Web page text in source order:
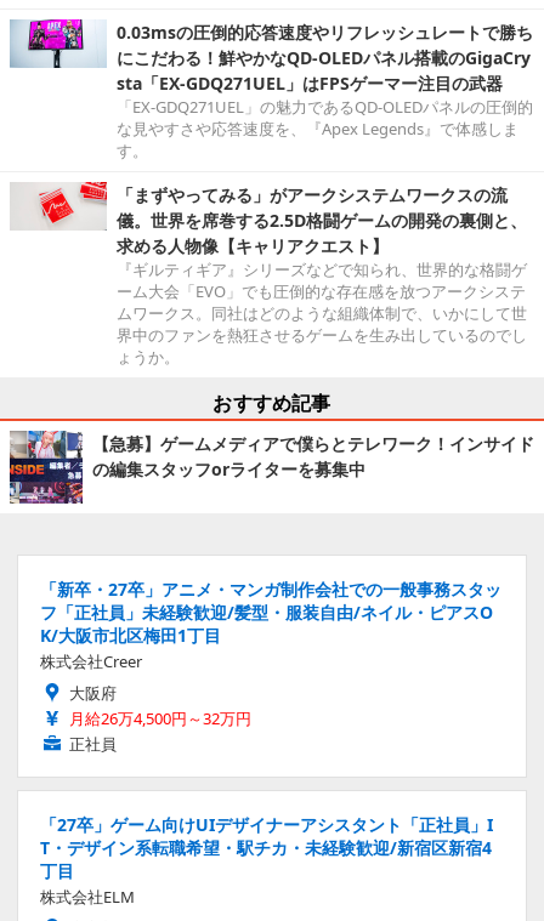
0.03msの圧倒的応答速度やリフレッシュレートで勝ち
にこだわる！鮮やかなQD-OLEDパネル搭載のGigaCry
sta「EX-GDQ271UEL」はFPSゲーマー注目の武器
「EX-GDQ271UEL」の魅力であるQD-OLEDパネルの圧倒的
な見やすさや応答速度を、『Apex Legends』で体感しま
す。
「まずやってみる」がアークシステムワークスの流
儀。世界を席巻する2.5D格闘ゲームの開発の裏側と、
求める人物像【キャリアクエスト】
『ギルティギア』シリーズなどで知られ、世界的な格闘ゲ
ーム大会「EVO」でも圧倒的な存在感を放つアークシステ
ムワークス。同社はどのような組織体制で、いかにして世
界中のファンを熱狂させるゲームを生み出しているのでし
ょうか。
おすすめ記事
【急募】ゲームメディアで僕らとテレワーク！インサイド
の編集スタッフorライターを募集中
「新卒・27卒」アニメ・マンガ制作会社での一般事務スタッ
フ「正社員」未経験歓迎/髪型・服装自由/ネイル・ピアスO
K/大阪市北区梅田1丁目
株式会社Creer
大阪府
月給26万4,500円～32万円
正社員
「27卒」ゲーム向けUIデザイナーアシスタント「正社員」I
T・デザイン系転職希望・駅チカ・未経験歓迎/新宿区新宿4
丁目
株式会社ELM